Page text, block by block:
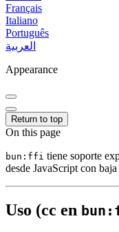
Français
Italiano
Português
العربية
Appearance
Return to top
On this page
bun:ffi tiene soporte
desde JavaScript con
Uso (cc en